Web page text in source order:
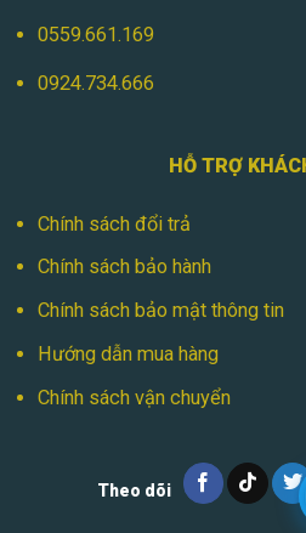
0559.661.169
0924.734.666
HỖ TRỢ
Chính sách đổi trả
Chính sách bảo hành
Chính sách bảo mật thông tin
Hướng dẫn mua hàng
Chính sách vận chuyển
Theo dõi